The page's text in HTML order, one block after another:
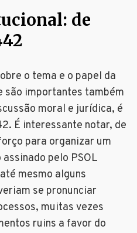
de
o tema e o papel da
são importantes também
moral e jurídica, é
É interessante notar, de
para organizar um
pelo PSOL
mesmo alguns
se pronunciar
muitas vezes
ruins a favor do